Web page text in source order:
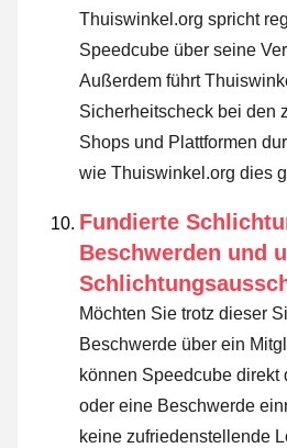
Thuiswinkel.org spricht
Speedcube über seine
Außerdem führt
Sicherheitscheck bei den
Shops und Plattformen
wie Thuiswinkel.org dies
Fundierte
Beschwerden und
Möchten Sie trotz dieser
Beschwerde über ein
können Speedcube direkt
oder eine Beschwerde
keine zufriedenstellende